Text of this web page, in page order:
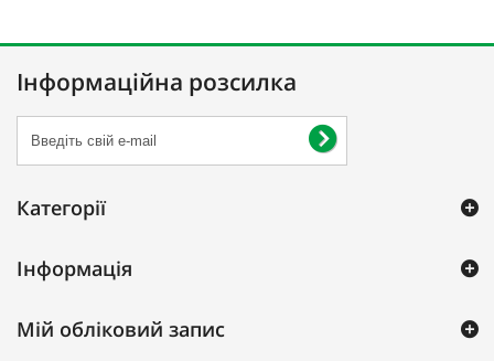
Інформаційна розсилка
Категорії
Інформація
Мій обліковий запис